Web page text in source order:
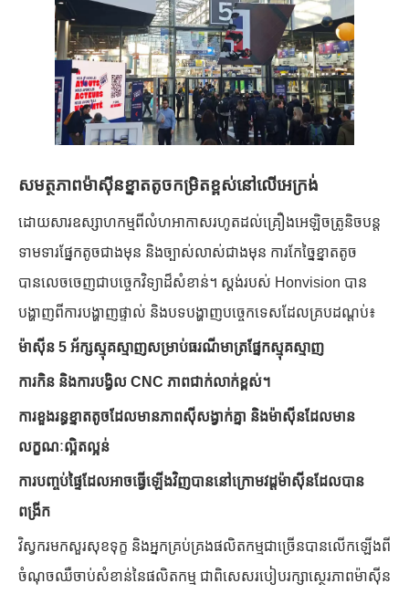
សមត្ថភាពម៉ាស៊ីនខ្នាតតូចកម្រិតខ្ពស់នៅលើអេក្រង់
ដោយសារឧស្សាហកម្មពីលំហអាកាសរហូតដល់គ្រឿងអេឡិចត្រូនិចបន្ត
ទាមទារផ្នែកតូចជាងមុន និងច្បាស់លាស់ជាងមុន ការកែច្នៃខ្នាតតូច
បានលេចចេញជាបច្ចេកវិទ្យាដ៏សំខាន់។ ស្តង់របស់ Honvision បាន
បង្ហាញពីការបង្ហាញផ្ទាល់ និងបទបង្ហាញបច្ចេកទេសដែលគ្របដណ្តប់៖
ម៉ាស៊ីន 5 អ័ក្សស្មុគស្មាញសម្រាប់ធរណីមាត្រផ្នែកស្មុគស្មាញ
ការកិន និងការបង្វិល CNC ភាពជាក់លាក់ខ្ពស់។
ការខួងរន្ធខ្នាតតូចដែលមានភាពស៊ីសង្វាក់គ្នា និងម៉ាស៊ីនដែលមាន
លក្ខណៈល្អិតល្អន់
ការបញ្ចប់ផ្ទៃដែលអាចធ្វើឡើងវិញបាននៅក្រោមវដ្តម៉ាស៊ីនដែលបាន
ពង្រីក
វិស្វករមកសួរសុខទុក្ខ និងអ្នកគ្រប់គ្រងផលិតកម្មជាច្រើនបានលើកឡើងពី
ចំណុចឈឺចាប់សំខាន់នៃផលិតកម្ម ជាពិសេសរបៀបរក្សាស្ថេរភាពម៉ាស៊ីន